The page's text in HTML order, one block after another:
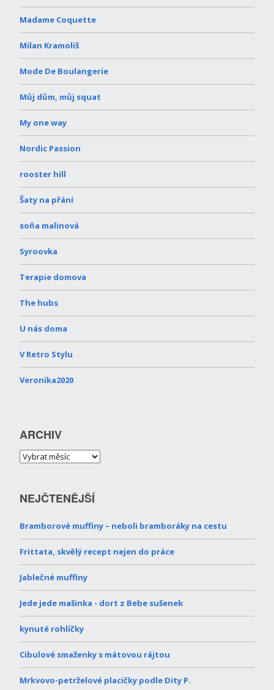
Madame Coquette
Milan Kramoliš
Mode De Boulangerie
Můj dům, můj squat
My one way
Nordic Passion
rooster hill
Šaty na přání
soňa malinová
Syroovka
Terapie domova
The hubs
U nás doma
V Retro Stylu
Veronika2020
ARCHIV
NEJČTENĚJŠÍ
Bramborové muffiny – neboli bramboráky na cestu
Frittata, skvělý recept nejen do práce
Jablečné muffiny
Jede jede mašinka - dort z Bebe sušenek
kynuté rohlíčky
Cibulové smaženky s mátovou rájtou
Mrkvovo-petrželové placičky podle Dity P.